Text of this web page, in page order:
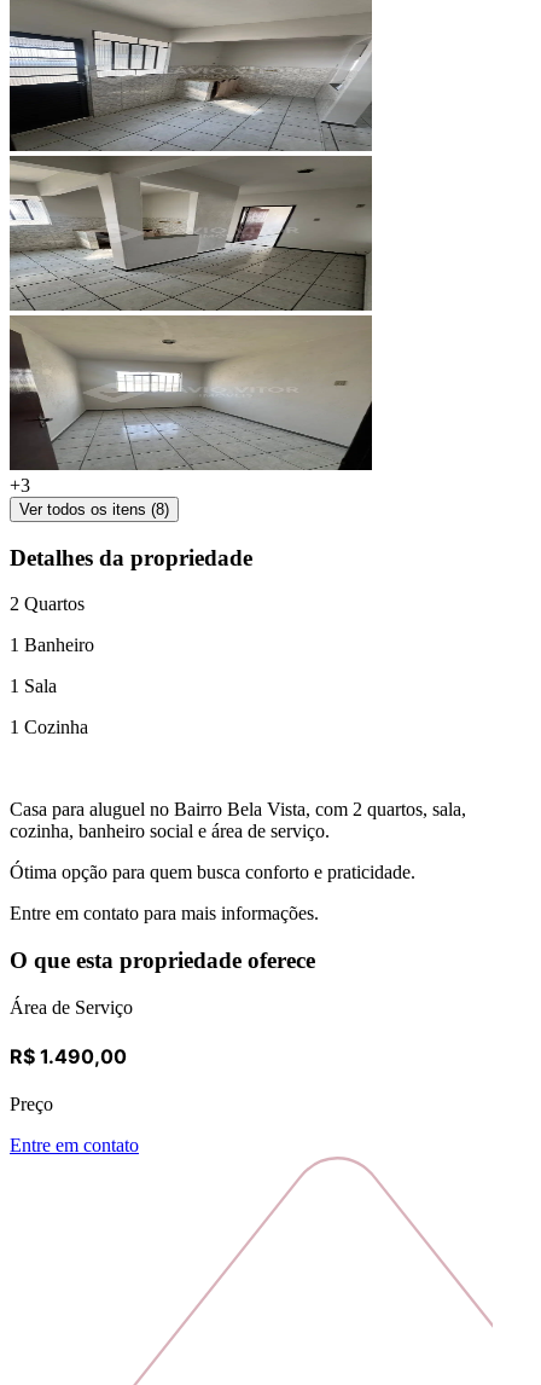
+3
Ver todos os itens (8)
Detalhes da propriedade
2 Quartos
1 Banheiro
1 Sala
1 Cozinha
Casa para aluguel no Bairro Bela Vista, com 2 quartos, sala,
cozinha, banheiro social e área de serviço.
Ótima opção para quem busca conforto e praticidade.
Entre em contato para mais informações.
O que esta propriedade oferece
Área de Serviço
R$ 1.490,00
Preço
Entre em contato